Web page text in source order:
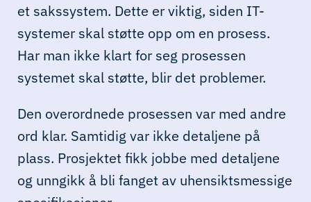
et sakssystem. Dette er viktig, siden IT-
systemer skal støtte opp om en prosess.
Har man ikke klart for seg prosessen
systemet skal støtte, blir det problemer.
Den overordnede prosessen var med andre
ord klar. Samtidig var ikke detaljene på
plass. Prosjektet fikk jobbe med detaljene
og unngikk å bli fanget av uhensiktsmessige